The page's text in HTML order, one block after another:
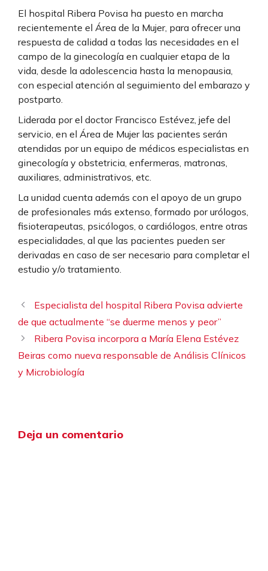
El hospital Ribera Povisa ha puesto en marcha
recientemente el Área de la Mujer, para ofrecer una
respuesta de calidad a todas las necesidades en el
campo de la ginecología en cualquier etapa de la
vida, desde la adolescencia hasta la menopausia,
con especial atención al seguimiento del embarazo y
postparto.
Liderada por el doctor Francisco Estévez, jefe del
servicio, en el Área de Mujer las pacientes serán
atendidas por un equipo de médicos especialistas en
ginecología y obstetricia, enfermeras, matronas,
auxiliares, administrativos, etc.
La unidad cuenta además con el apoyo de un grupo
de profesionales más extenso, formado por urólogos,
fisioterapeutas, psicólogos, o cardiólogos, entre otras
especialidades, al que las pacientes pueden ser
derivadas en caso de ser necesario para completar el
estudio y/o tratamiento.
Especialista del hospital Ribera Povisa advierte
de que actualmente “se duerme menos y peor”
Ribera Povisa incorpora a María Elena Estévez
Beiras como nueva responsable de Análisis Clínicos
y Microbiología
Deja un comentario